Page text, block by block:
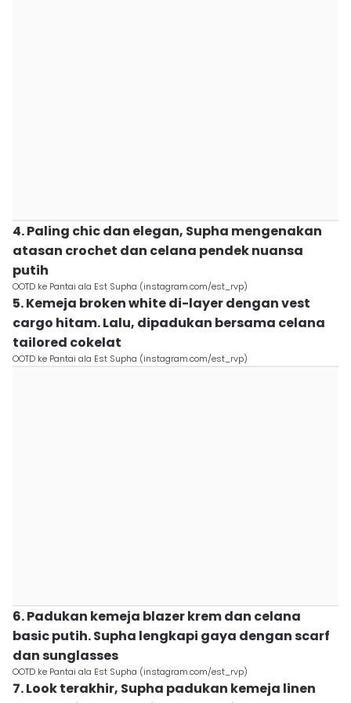
4. Paling chic dan elegan, Supha mengenakan
atasan crochet dan celana pendek nuansa
putih
OOTD ke Pantai ala Est Supha (instagram.com/est_rvp)
5. Kemeja broken white di-layer dengan vest
cargo hitam. Lalu, dipadukan bersama celana
tailored cokelat
OOTD ke Pantai ala Est Supha (instagram.com/est_rvp)
6. Padukan kemeja blazer krem dan celana
basic putih. Supha lengkapi gaya dengan scarf
dan sunglasses
OOTD ke Pantai ala Est Supha (instagram.com/est_rvp)
7. Look terakhir, Supha padukan kemeja linen